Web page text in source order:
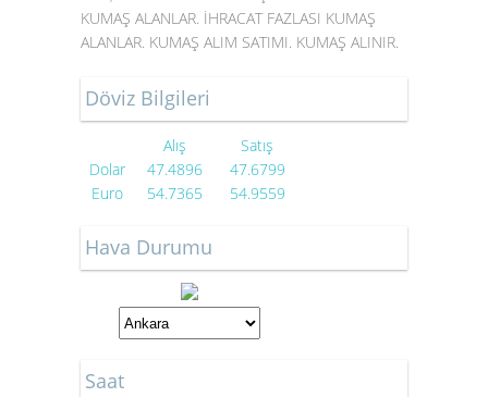
KUMAŞ ALANLAR. İHRACAT FAZLASI KUMAŞ
ALANLAR. KUMAŞ ALIM SATIMI. KUMAŞ ALINIR.
Döviz Bilgileri
Alış
Satış
Dolar
47.4896
47.6799
Euro
54.7365 54.9559
Hava Durumu
Saat